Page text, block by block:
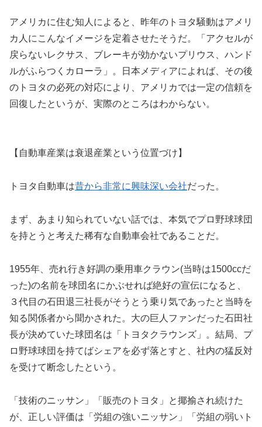
アメリカに住む知人によると、昨年のトヨタ騒動はアメリ
カ人にこんなイメージを定着させたそうだ。「アクセルが
戻らないレクサス、ブレーキが効かないプリウス、ハンド
ルがふらつくカローラ」。日本メディアによれば、その後
のトヨタの必死の対応により、アメリカでは一定の信頼を
回復したというが、実際のところはわからない。
【自動車産業は衰退産業という位置づけ】
トヨタ自動車は昔から非常に興味深い会社だった。
まず、あまり知られていない話では、本気でプロ野球球団
を持とうと考えた稀有な自動車会社であることだ。
1955年、売れ行き好調の乗用車クラウン(当時は1500ccだ
った)の名前を球団名にかぶせれば絶好の宣伝になると、
３代目の石田退三社長がそうとう乗り気であったと当時を
知る関係者から聞かされた。大の巨人ファンだった石田社
長が決めていた球団名は「トヨタクラウンズ」。結局、プ
ロ野球球団を持てばシェアを必ず落とすと、社内の猛反対
を受けて断念したという。
「技術のニッサン」「販売のトヨタ」と揶揄され続けた
が、正しい評価は「労組の強いニッサン」「労組の弱いト